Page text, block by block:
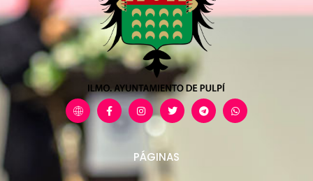
PÁGINAS